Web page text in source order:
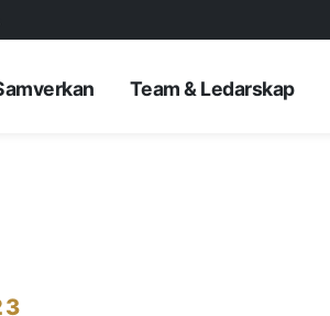
Team & Ledarskap